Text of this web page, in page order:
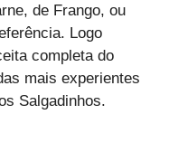
de Frango, ou
Logo
completa do
mais experientes
Salgadinhos.